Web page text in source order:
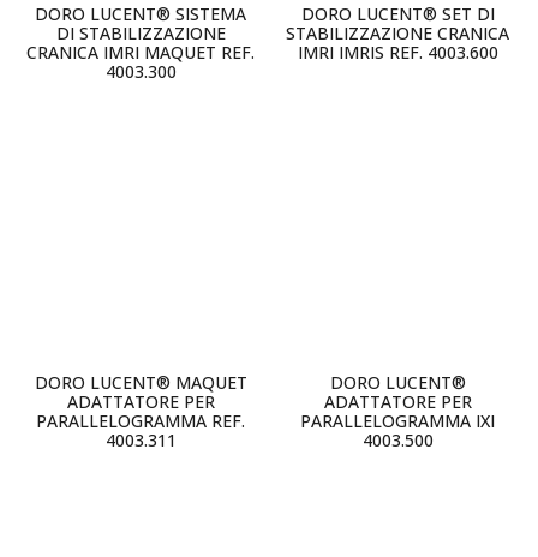
DORO LUCENT® SISTEMA
DI STABILIZZAZIONE
CRANICA IMRI MAQUET REF.
4003.300
DORO LUCENT® SET DI
STABILIZZAZIONE CRANICA
IMRI IMRIS REF. 4003.600
DORO LUCENT® MAQUET
ADATTATORE PER
PARALLELOGRAMMA REF.
4003.311
DORO LUCENT®
ADATTATORE PER
PARALLELOGRAMMA IXI
4003.500